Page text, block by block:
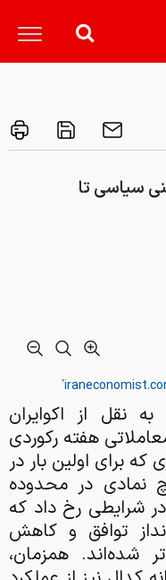
سیاسی تا
نقل از اکوایران
هفته رکوردی
برای اولین بار در
نمادی در محدوده
شرایطی رخ داد که
توافق و کاهش
شده‌اند. همزمان،
کدال نیز از عملکرد
حکایت دارد.
بازار سرمایه روز شنبه نهم خرداد ۱۴۰۵ را با ثبت یک رکورد